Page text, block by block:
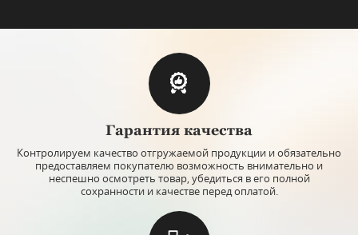
Гарантия качества
Контролируем качество отгружаемой продукции и обязательно
предоставляем покупателю возможность внимательно и
неспешно осмотреть товар, убедиться в его полной
сохранности и качестве перед оплатой.